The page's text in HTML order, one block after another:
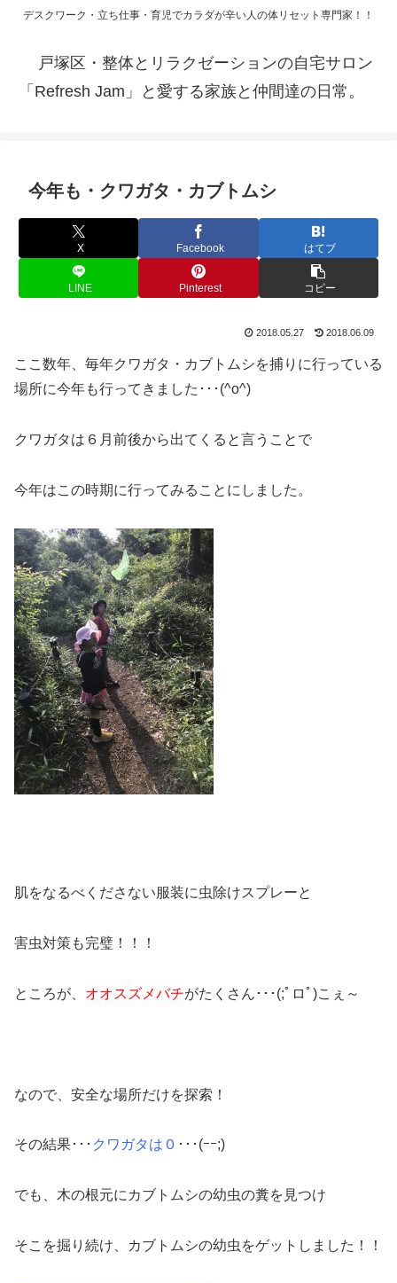
デスクワーク・立ち仕事・育児でカラダが辛い人の体リセット専門家！！
戸塚区・整体とリラクゼーションの自宅サロン
「Refresh Jam」と愛する家族と仲間達の日常。
今年も・クワガタ・カブトムシ
X Facebook はてブ
LINE Pinterest コピー
2018.05.27 2018.06.09
ここ数年、毎年クワガタ・カブトムシを捕りに行っている
場所に今年も行ってきました･･･(^o^)
クワガタは６月前後から出てくると言うことで
今年はこの時期に行ってみることにしました。
肌をなるべくださない服装に虫除けスプレーと
害虫対策も完璧！！！
ところが、 オオスズメバチがたくさん･･･(;ﾟロﾟ)こぇ～
なので、安全な場所だけを探索！
その結果･･･ クワガタは０ ･･･(ｰｰ;)
でも、木の根元にカブトムシの幼虫の糞を見つけ
そこを掘り続け、カブトムシの幼虫をゲットしました！！